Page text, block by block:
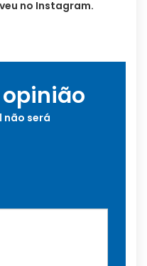
no Instagram.
opinião
não será